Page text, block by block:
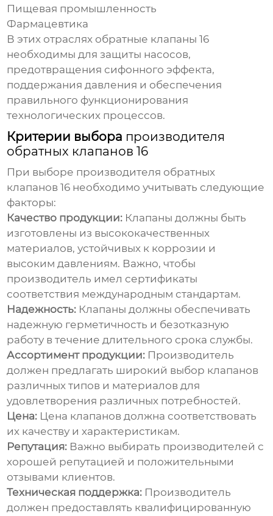
Пищевая промышленность
Фармацевтика
В этих отраслях обратные клапаны 16
необходимы для защиты насосов,
предотвращения сифонного эффекта,
поддержания давления и обеспечения
правильного функционирования
технологических процессов.
Критерии выбора производителя
обратных клапанов 16
При выборе производителя обратных
клапанов 16 необходимо учитывать следующие
факторы:
Качество продукции: Клапаны должны быть
изготовлены из высококачественных
материалов, устойчивых к коррозии и
высоким давлениям. Важно, чтобы
производитель имел сертификаты
соответствия международным стандартам.
Надежность: Клапаны должны обеспечивать
надежную герметичность и безотказную
работу в течение длительного срока службы.
Ассортимент продукции: Производитель
должен предлагать широкий выбор клапанов
различных типов и материалов для
удовлетворения различных потребностей.
Цена: Цена клапанов должна соответствовать
их качеству и характеристикам.
Репутация: Важно выбирать производителей с
хорошей репутацией и положительными
отзывами клиентов.
Техническая поддержка: Производитель
должен предоставлять квалифицированную